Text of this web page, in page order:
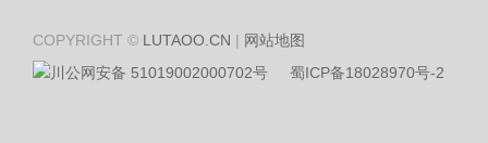
COPYRIGHT © LUTAOO.CN | 网站地图
川公网安备 51019002000702号
蜀ICP备18028970号-2